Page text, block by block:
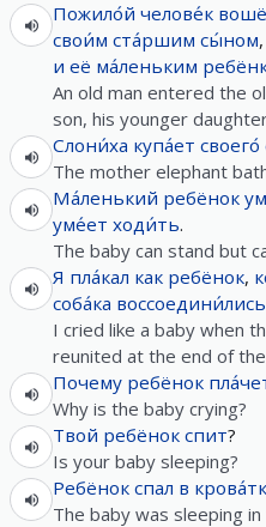
Пожило́й челове́к
свои́м ста́ршим сы́ном,
и её ма́леньким
An old man entered the
son, his younger
Слони́ха купа́ет своего́
The mother elephant
Ма́ленький ребёнок
уме́ет ходи́ть.
The baby can stand but
Я пла́кал как ребёнок,
соба́ка воссоедини́лись
I cried like a baby when
reunited at the end of
Почему ребёнок
Why is the baby crying?
Твой ребёнок спит?
Is your baby sleeping?
Ребёнок спал в
The baby was sleeping